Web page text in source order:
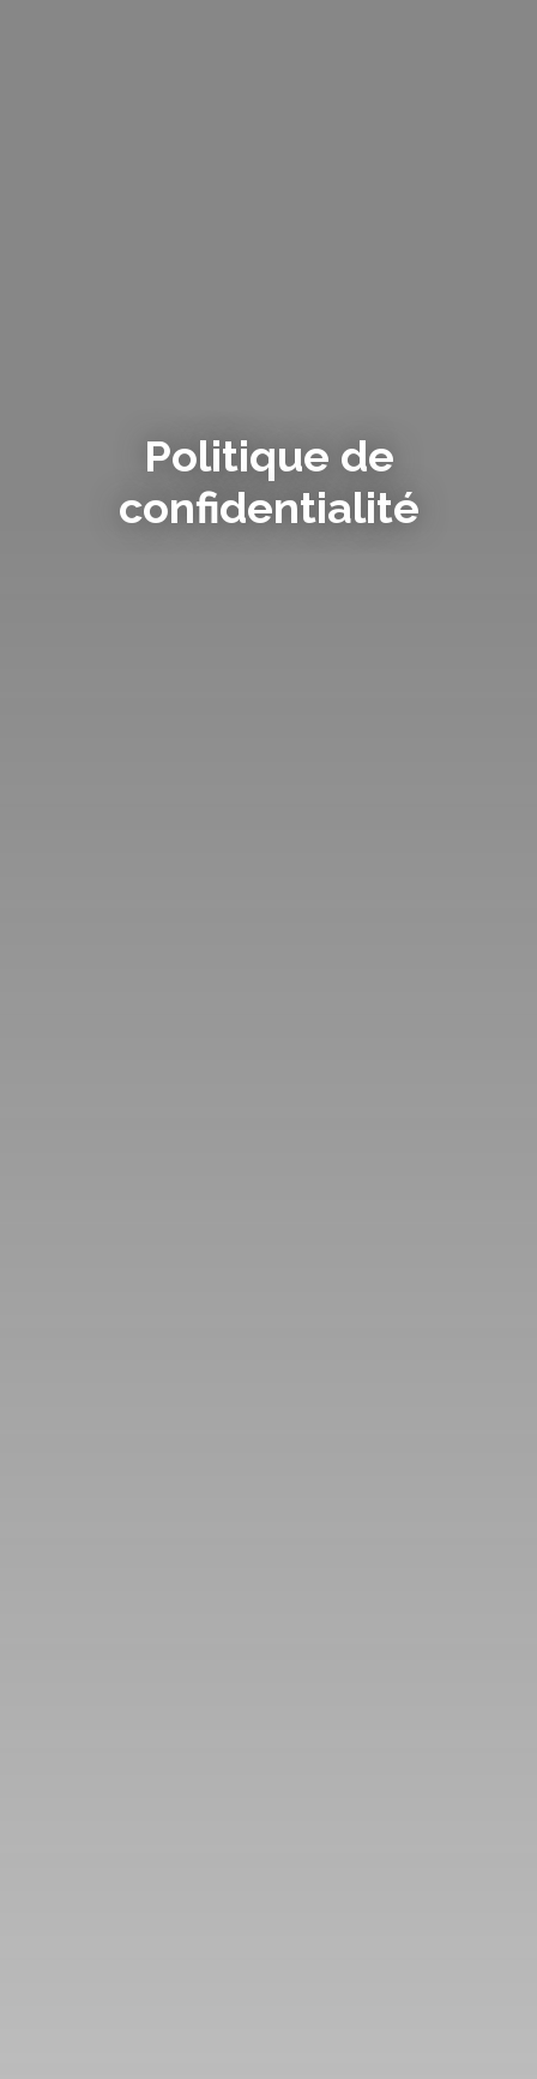
Politique de
confidentialité